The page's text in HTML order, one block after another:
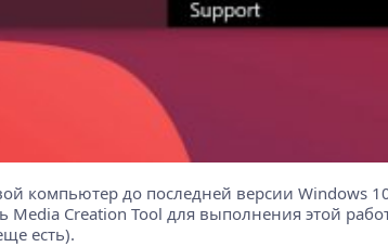
компьютер до последней версии
Media Creation Tool для выполнения этой
есть).